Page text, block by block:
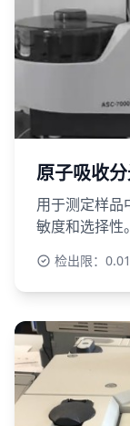
原子吸收
用于测定样品
敏度和选择性。
检出限：